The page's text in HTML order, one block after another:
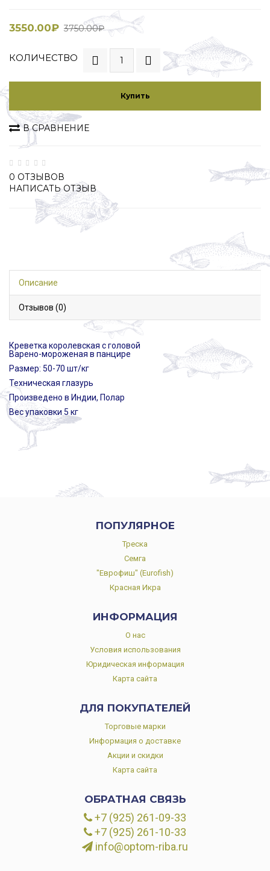
3550.00₽ 3750.00₽
КОЛИЧЕСТВО
Купить
В СРАВНЕНИЕ
0 ОТЗЫВОВ
НАПИСАТЬ ОТЗЫВ
Описание
Отзывов (0)
Креветка королевская с головой
Варено-мороженая в панцире
Размер: 50-70 шт/кг
Техническая глазурь
Произведено в Индии, Полар
Вес упаковки 5 кг
ПОПУЛЯРНОЕ
Треска
Семга
"Еврофиш" (Eurofish)
Красная Икра
ИНФОРМАЦИЯ
О нас
Условия использования
Юридическая информация
Карта сайта
ДЛЯ ПОКУПАТЕЛЕЙ
Торговые марки
Информация о доставке
Акции и скидки
Карта сайта
ОБРАТНАЯ СВЯЗЬ
+7 (925) 261-09-33
+7 (925) 261-10-33
info@optom-riba.ru